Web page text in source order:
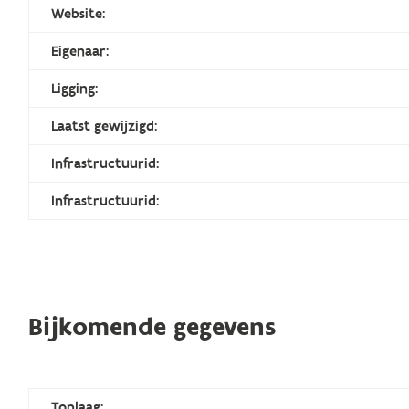
Website:
Eigenaar:
Ligging:
Laatst gewijzigd:
Infrastructuurid:
Infrastructuurid:
Bijkomende gegevens